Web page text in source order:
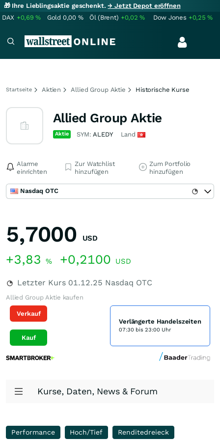
🎁 Ihre Lieblingsaktie geschenkt.→ Jetzt Depot eröffnen
DAX +0,69% Gold 0,00 % Öl (Brent) +0,02% Dow Jones +0,25%
Startseite Aktien Allied Group Aktie Historische Kurse
Allied Group Aktie
Aktie SYM:ALEDY Land
Alarme
einrichten
Zur Watchlist
hinzufügen
Zum Portfolio
hinzufügen
Nasdaq OTC
5,7000 USD
+3,83 % +0,2100 USD
Letzter Kurs 01.12.25 Nasdaq OTC
Allied Group Aktie kaufen
Verkauf
Kauf
Verlängerte Handelszeiten
07:30 bis 23:00 Uhr
Kurse, Daten, News & Forum
Performance Hoch/Tief
Renditedreieck